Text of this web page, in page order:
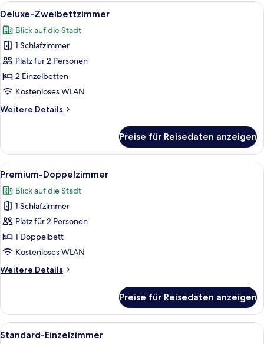
Alle
Fotos
für
Deluxe-
Zweibettzimmer
anzeigen
Ein modernes Hotelzimmer mit zwei
9
Deluxe-Zweibettzimmer
Blick auf die Stadt
1 Schlafzimmer
Platz für 2 Personen
2 Einzelbetten
Kostenloses WLAN
Weitere Details
Weitere
Zweibettzimmer
Preise für Reisedaten anzeigen
Alle
Fotos
für
Premium-
Doppelzimmer
anzeigen
Ein modernes Hotelzimmer mit
7
Premium-Doppelzimmer
Blick auf die Stadt
1 Schlafzimmer
Platz für 2 Personen
1 Doppelbett
Kostenloses WLAN
Weitere Details
Weitere
Doppelzimmer
Preise für Reisedaten anzeigen
Alle
Hochwertige Bettwaren,
9
Standard-Einzelzimmer